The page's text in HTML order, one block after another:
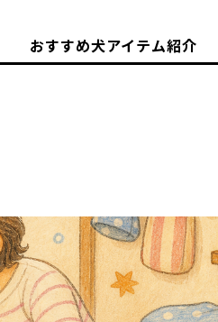
おすすめ犬アイテム紹介